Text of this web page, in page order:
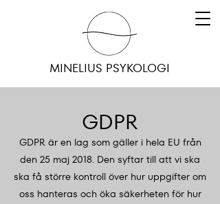
MINELIUS PSYKOLOGI
GDPR
GDPR är en lag som gäller i hela EU från
den 25 maj 2018. Den syftar till att vi ska
ska få större kontroll över hur uppgifter om
oss hanteras och öka säkerheten för hur